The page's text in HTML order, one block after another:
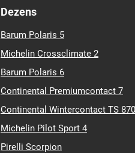
Dezens
Barum Polaris 5
Michelin Crossclimate 2
Barum Polaris 6
Continental Premiumcontact 7
Continental Wintercontact TS 870
Michelin Pilot Sport 4
Pirelli Scorpion